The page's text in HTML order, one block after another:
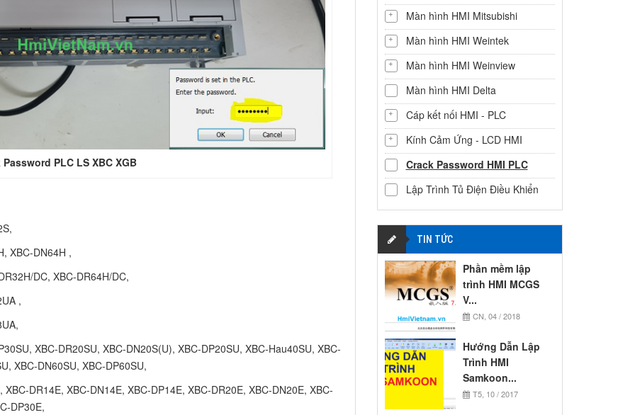
Password PLC LS XBC XGB
XBC-DN64H ,
DC, XBC-DR64H/DC,
,
XBC-DR20SU, XBC-DN20S(U), XBC-DP20SU, XBC-Hau40SU, XBC-
XBC-DN60SU, XBC-DP60SU,
DR14E, XBC-DN14E, XBC-DP14E, XBC-DR20E, XBC-DN20E, XBC-
DP30E,
Màn hình HMI Mitsubishi
Màn hình HMI Weintek
Màn hình HMI Weinview
Màn hình HMI Delta
Cáp kết nối HMI - PLC
Kính Cảm Ứng - LCD HMI
Crack Password HMI PLC
Lập Trình Tủ Điện Điều Khiển
TIN TỨC
Phần mềm lập
trình HMI MCGS
V...
CN, 04 / 2018
Hướng Dẫn Lập
Trình HMI
Samkoon...
T5, 10 / 2017